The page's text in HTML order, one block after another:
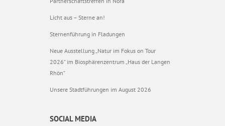
Licht aus – Sterne an!
Sternenführung in Fladungen
Neue Ausstellung „Natur im Fokus on Tour
2026“ im Biosphärenzentrum „Haus der Langen
Rhön“
Unsere Stadtführungen im August 2026
SOCIAL MEDIA